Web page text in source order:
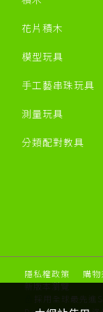
花片積木
模型玩具
手工藝串珠玩具
測量玩具
分類配對教具
隱私權政策 購物
新版本瀏覽
採用全球最先進